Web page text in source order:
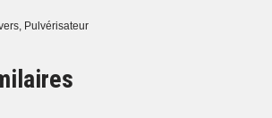
, Pulvérisateur